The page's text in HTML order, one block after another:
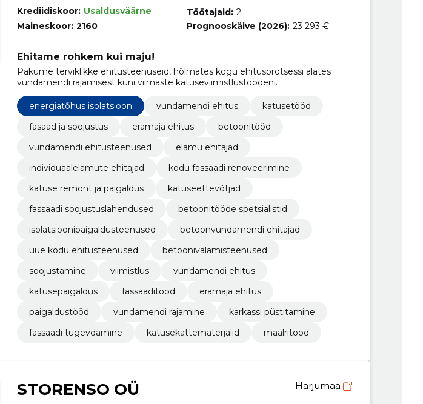
Krediidiskoor: Usaldusväärne
Maineskoor: 2160
Töötajaid: 2
Prognooskäive (2026): 23 293 €
Ehitame rohkem kui maju!
Pakume terviklikke ehitusteenuseid, hõlmates kogu ehitusprotsessi alates
vundamendi rajamisest kuni viimaste katuseviimistlustöödeni.
energiatõhus isolatsioon vundamendi ehitus
katusetööd
fasaad ja soojustus
eramaja ehitus
betoonitööd
vundamendi ehitusteenused
elamu ehitajad
individuaalelamute ehitajad
kodu fassaadi renoveerimine
katuse remont ja paigaldus
katuseettevõtjad
fassaadi soojustuslahendused
betoonitööde spetsialistid
isolatsioonipaigaldusteenused
betoonvundamendi ehitajad
uue kodu ehitusteenused
betoonivalamisteenused
soojustamine
viimistlus
vundamendi ehitus
katusepaigaldus
fassaaditööd
eramaja ehitus
paigaldustööd
vundamendi rajamine
karkassi püstitamine
fassaadi tugevdamine
katusekattematerjalid maalritööd
STORENSO OÜ Harjumaa